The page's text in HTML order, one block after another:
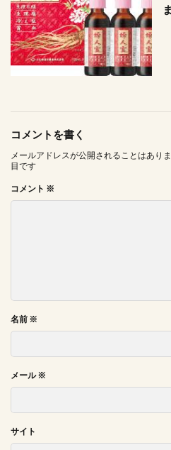
コメントを書く
メールアドレスが公開されることはありま
目です
コメント ※
名前 ※
メール※
サイト